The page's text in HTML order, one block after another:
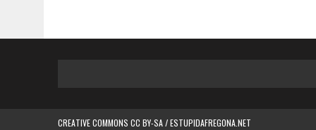
CREATIVE COMMONS CC BY-SA / ESTUPIDAFREGONA.NET